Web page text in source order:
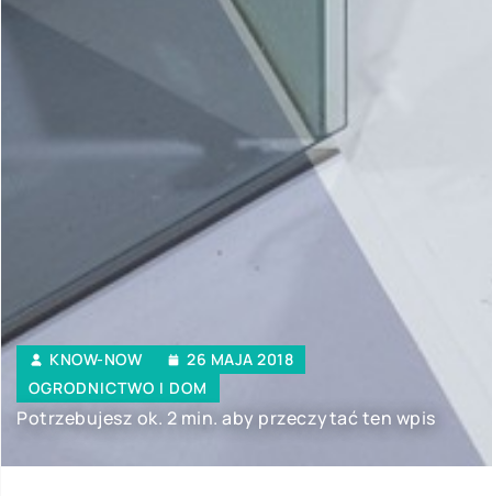
KNOW-NOW
26 MAJA 2018
OGRODNICTWO I DOM
Potrzebujesz ok. 2 min. aby przeczytać ten wpis